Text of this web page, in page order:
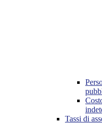
Tassi di